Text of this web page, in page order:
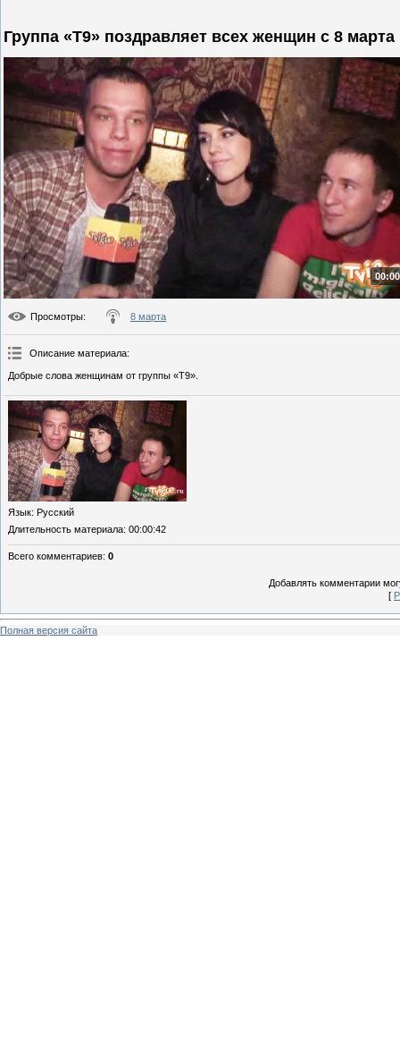
Группа «Т9» поздравляет всех женщин с 8 марта
Просмотры: 8 марта
Описание материала:
Добрые слова женщинам от группы «Т9».
Язык: Русский
Длительность материала: 00:00:42
Всего комментариев: 0
Добавлять комментарии
[
Полная версия сайта